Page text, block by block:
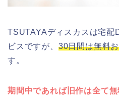
TSUTAYAディスカスは宅配
ビスですが、 30日間は無料
す。
期間中であれば旧作は全て無